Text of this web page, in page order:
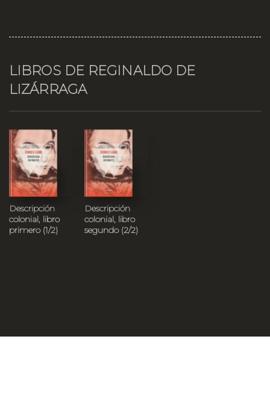
LIBROS DE REGINALDO DE
LIZÁRRAGA
Descripción
colonial, libro
primero (1/2)
Descripción
colonial, libro
segundo (2/2)